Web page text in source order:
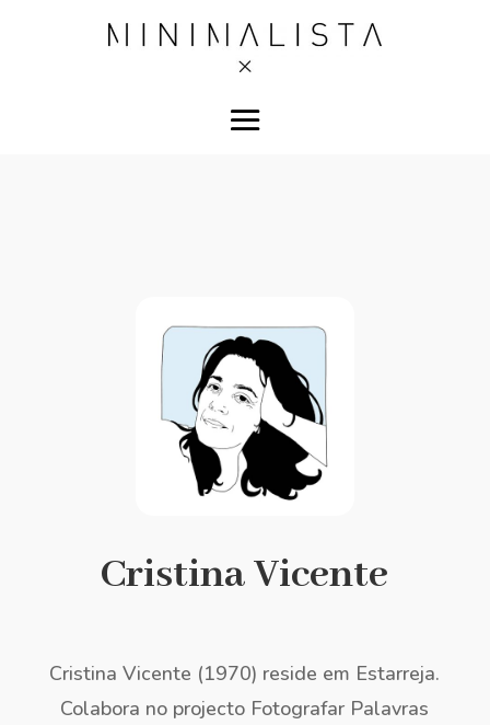
Cristina Vicente
Cristina Vicente (1970) reside em Estarreja.
Colabora no projecto Fotografar Palavras